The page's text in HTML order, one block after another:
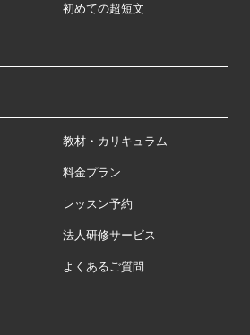
初めての超短文
教材・カリキュラム
料金プラン
レッスン予約
法人研修サービス
よくあるご質問